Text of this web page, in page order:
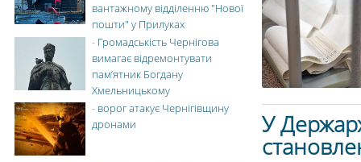
У
вантажному відділенню "Нової
пошти" у Прилуках
- Громадськість Чернігова
вимагає відремонтувати
пам’ятник Богдану
Хмельницькому
- ворог атакує Чернігівщину
дронами